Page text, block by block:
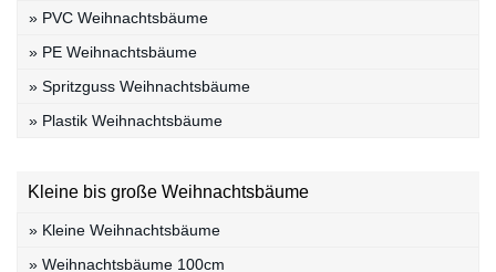
» PVC Weihnachtsbäume
» PE Weihnachtsbäume
» Spritzguss Weihnachtsbäume
» Plastik Weihnachtsbäume
Kleine bis große Weihnachtsbäume
» Kleine Weihnachtsbäume
» Weihnachtsbäume 100cm